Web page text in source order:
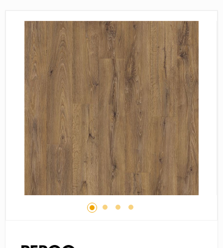
31 класс
32 класс
33 класс
Палитра
Серый
Бежевый
Дуб светлый
Коричневый
Австрия
Линолеум
Плинтус
Кварцевый ламинат SPC
Подложка под паркет и ламинат